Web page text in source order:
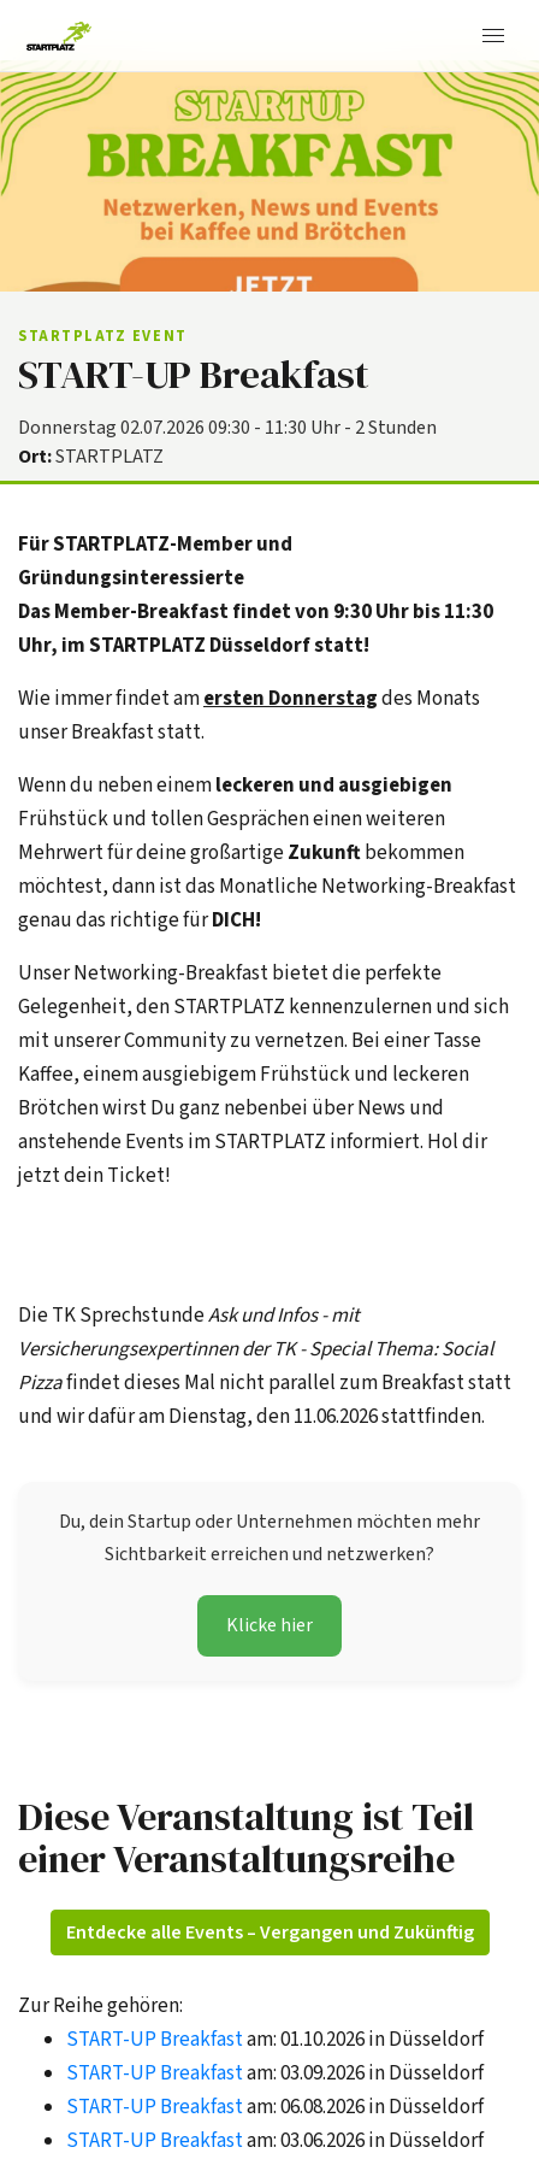
STARTPLATZ EVENT
START-UP Breakfast
Donnerstag 02.07.2026 09:30 - 11:30 Uhr - 2 Stunden
Ort:STARTPLATZ
Für STARTPLATZ-Member und
Gründungsinteressierte
Das Member-Breakfast findet von 9:30 Uhr bis 11:30
Uhr, im STARTPLATZ Düsseldorf statt!
Wie immer findet amersten Donnerstagdes Monats
unser Breakfast statt.
Wenn du neben einemleckeren und ausgiebigen
Frühstück und tollen Gesprächen einen weiteren
Mehrwert für deine großartigeZukunftbekommen
möchtest, dann ist das Monatliche Networking-Breakfast
genau das richtige fürDICH!
Unser Networking-Breakfast bietet die perfekte
Gelegenheit, den STARTPLATZ kennenzulernen und sich
mit unserer Community zu vernetzen. Bei einer Tasse
Kaffee, einem ausgiebigem Frühstück und leckeren
Brötchen wirst Du ganz nebenbei über News und
anstehende Events im STARTPLATZ informiert. Hol dir
jetzt dein Ticket!
Die TK SprechstundeAsk und Infos - mit
Versicherungsexpertinnen der TK - Special Thema: Social
Pizzafindet dieses Mal nicht parallel zum Breakfast statt
und wir dafür am Dienstag, den 11.06.2026 stattfinden.
Du, dein Startup oder Unternehmen möchten mehr
Sichtbarkeit erreichen und netzwerken?
Klicke hier
Diese Veranstaltung ist Teil
einer Veranstaltungsreihe
Entdecke alle Events – Vergangen und Zukünftig
Zur Reihe gehören:
START-UP Breakfastam: 01.10.2026 in Düsseldorf
START-UP Breakfastam: 03.09.2026 in Düsseldorf
START-UP Breakfastam: 06.08.2026 in Düsseldorf
START-UP Breakfastam: 03.06.2026 in Düsseldorf